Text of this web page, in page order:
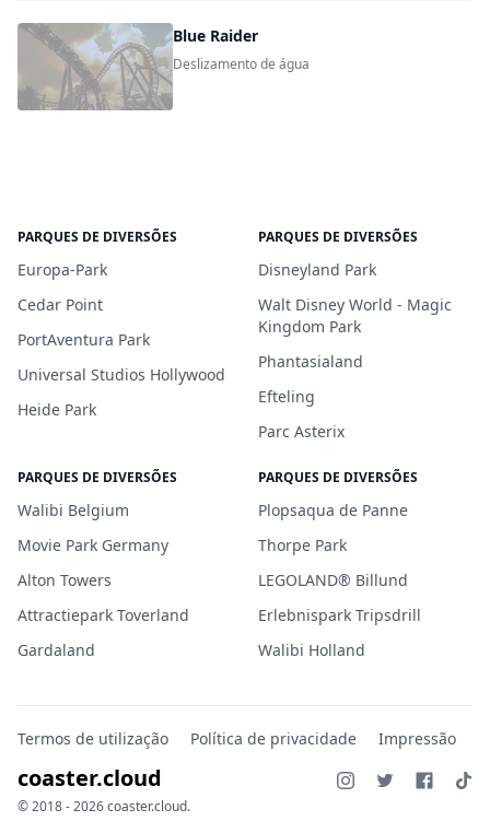
Blue Raider
Deslizamento de água
PARQUES DE DIVERSÕES
Europa-Park
Cedar Point
PortAventura Park
Universal Studios Hollywood
Heide Park
PARQUES DE DIVERSÕES
Disneyland Park
Walt Disney World - Magic
Kingdom Park
Phantasialand
Efteling
Parc Asterix
PARQUES DE DIVERSÕES
Walibi Belgium
Movie Park Germany
Alton Towers
Attractiepark Toverland
Gardaland
PARQUES DE DIVERSÕES
Plopsaqua de Panne
Thorpe Park
LEGOLAND® Billund
Erlebnispark Tripsdrill
Walibi Holland
Termos de utilização Política de privacidade Impressão
coaster.cloud
© 2018 - 2026 coaster.cloud.